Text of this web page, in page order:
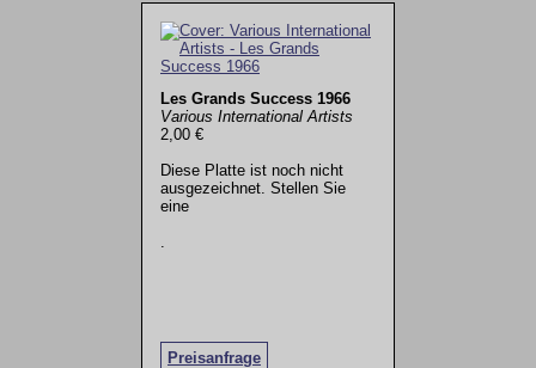
Les Grands Success 1966
Various International Artists
2,00 €
Diese Platte ist noch nicht
ausgezeichnet. Stellen Sie
eine
Preisanfrage
.